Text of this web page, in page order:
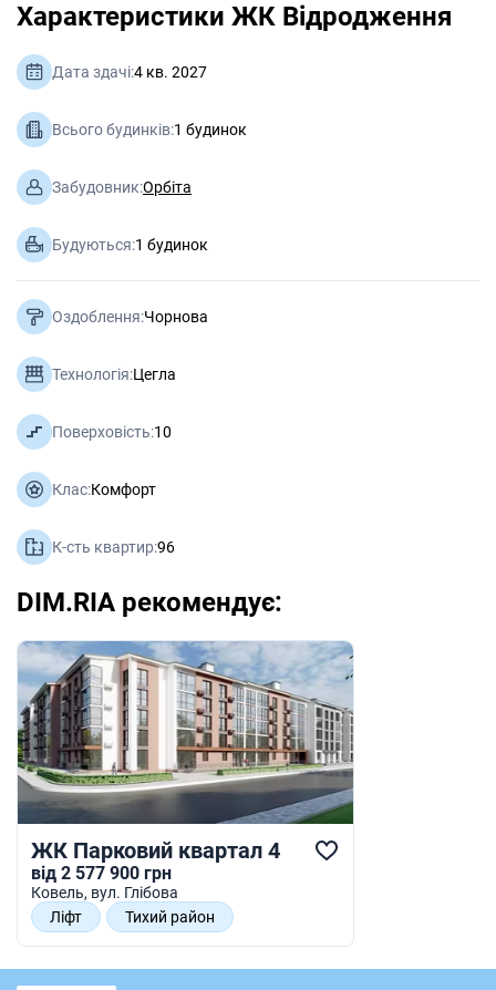
Характеристики ЖК Відродження
Дата здачі:4 кв. 2027
Всього будинків:1 будинок
Забудовник:Орбіта
Будуються:1 будинок
Оздоблення:Чорнова
Технологія:Цегла
Поверховість:10
Клас:Комфорт
К-сть квартир:96
DIM.RIA рекомендує:
ЖК Парковий квартал 4
від 2 577 900 грн
Ковель, вул. Глібова
Ліфт
Тихий район
Інфраструктура